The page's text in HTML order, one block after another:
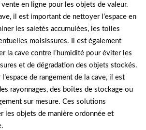
en ligne pour les objets de valeur.
il est important de nettoyer l’espace en
les saletés accumulées, les toiles
moisissures. Il est également
la cave contre l’humidité pour éviter les
et de dégradation des objets stockés.
de rangement de la cave, il est
rayonnages, des boîtes de stockage ou
sur mesure. Ces solutions
les objets de manière ordonnée et